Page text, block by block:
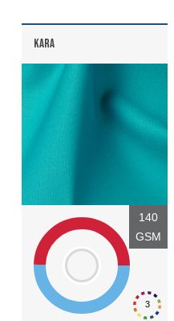
KARA
3
140
GSM